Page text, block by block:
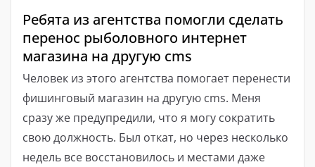
Ребята из агентства помогли сделать
перенос рыболовного интернет
магазина на другую cms
Человек из этого агентства помогает перенести
фишинговый магазин на другую cms. Меня
сразу же предупредили, что я могу сократить
свою должность. Был откат, но через несколько
недель все восстановилось и местами даже